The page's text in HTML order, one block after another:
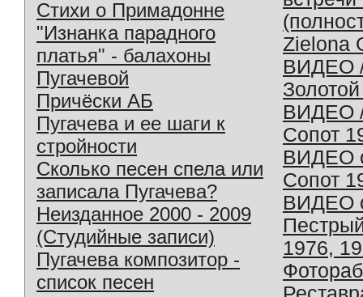
Стихи о Примадонне
"Изнанка парадного
платья" - балахоны
Пугачевой
Причёски АБ
Пугачева и ее шаги к
стройности
Сколько песен спела или
записала Пугачева?
Неизданное 2000 - 2009
(Студийные записи)
Пугачева композитор -
список песен
Zielona
ВИДЕО
ВИДЕО
Сопот
ВИДЕО
Сопот
ВИДЕО
1976,